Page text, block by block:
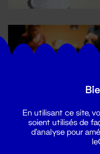
En utilisant ce site,
soient utilisés de
d'analyse pour